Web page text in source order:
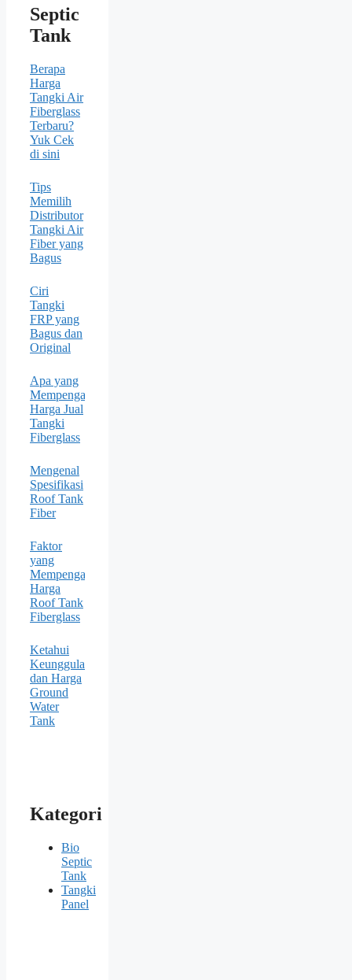
Septic
Tank
Berapa
Harga
Tangki Air
Fiberglass
Terbaru?
Yuk Cek
di sini
Tips
Memilih
Distributor
Tangki Air
Fiber yang
Bagus
Ciri
Tangki
FRP yang
Bagus dan
Original
Apa yang
Mempengaruhi
Harga Jual
Tangki
Fiberglass
Mengenal
Spesifikasi
Roof Tank
Fiber
Faktor
yang
Mempengaruhi
Harga
Roof Tank
Fiberglass
Ketahui
Keunggulan
dan Harga
Ground
Water
Tank
Kategori
Bio
Septic
Tank
Tangki
Panel